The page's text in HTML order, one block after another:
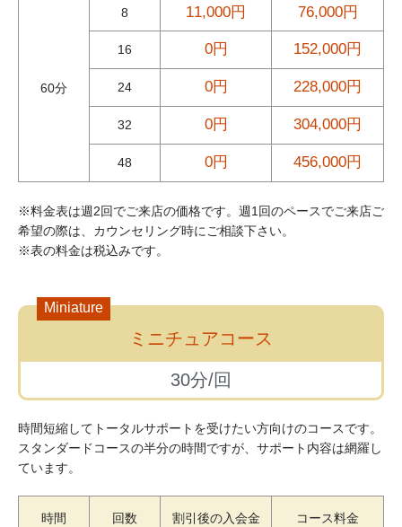
60分
8 11,000円 76,000円
16 0円 152,000円
24 0円 228,000円
32 0円 304,000円
48 0円 456,000円
※料金表は週2回でご来店の価格です。週1回のペースでご来店ご
希望の際は、カウンセリング時にご相談下さい。
※表の料金は税込みです。
Miniature
ミニチュアコース
30分/回
時間短縮してトータルサポートを受けたい方向けのコースです。
スタンダードコースの半分の時間ですが、サポート内容は網羅し
ています。
時間 回数 割引後の入会金 コース料金